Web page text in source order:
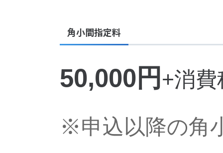
角小間指定料
50,000円 +消
※申込以降の角